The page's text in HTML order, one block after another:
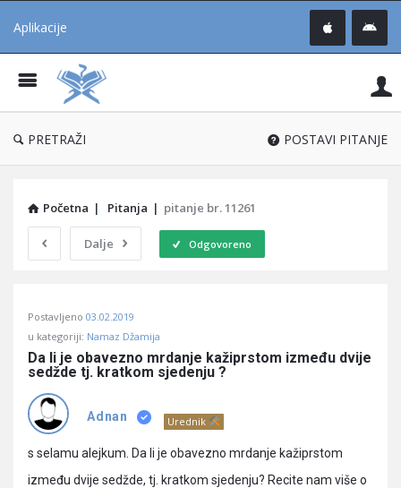
Aplikacije
®
PRETRAŽI POSTAVI PITANJE
Početna | Pitanja | pitanje br. 11261
Dalje Odgovoreno
Učene
Latest
Pitanja
Postavljeno 03.02.2019
u kategoriji: Namaz Džamija
Da li je obavezno mrdanje kažiprstom između dvije
sedžde tj. kratkom sjedenju ?
Adnan Urednik
s selamu alejkum. Da li je obavezno mrdanje kažiprstom
između dvije sedžde, tj. kratkom sjedenju? Recite nam više o